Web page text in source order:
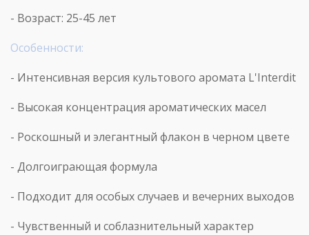
- Возраст: 25-45 лет
Особенности:
- Интенсивная версия культового аромата L'Interdit
- Высокая концентрация ароматических масел
- Роскошный и элегантный флакон в черном цвете
- Долгоиграющая формула
- Подходит для особых случаев и вечерних выходов
- Чувственный и соблазнительный характер